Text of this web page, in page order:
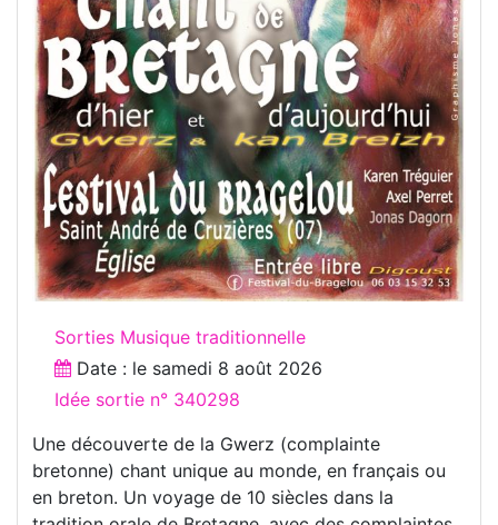
Sorties Musique traditionnelle
Date : le samedi 8 août 2026
Idée sortie n° 340298
Une découverte de la Gwerz (complainte
bretonne) chant unique au monde, en français ou
en breton. Un voyage de 10 siècles dans la